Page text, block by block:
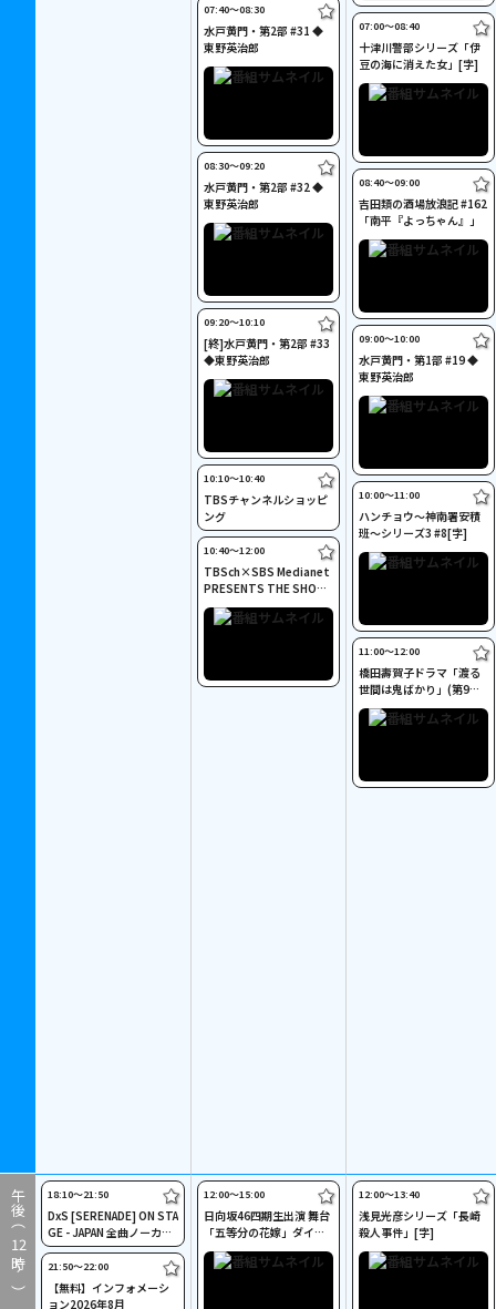
午後（
12
時～）
07:40〜08:30
水戸黄門・第2部 #31 ◆
東野英治郎
08:30〜09:20
水戸黄門・第2部 #32 ◆
東野英治郎
09:20〜10:10
[終]水戸黄門・第2部 #33
◆東野英治郎
10:10〜10:40
TBSチャンネルショッピ
ング
10:40〜12:00
TBSch×SBS Medianet
PRESENTS THE SHOW
#296<字幕>
07:00〜08:40
十津川警部シリーズ「伊
豆の海に消えた女」[字]
08:40〜09:00
吉田類の酒場放浪記 #162
「南平『よっちゃん』」
09:00〜10:00
水戸黄門・第1部 #19 ◆
東野英治郎
10:00〜11:00
ハンチョウ～神南署安積
班～シリーズ3 #8[字]
11:00〜12:00
橋田壽賀子ドラマ「渡る
世間は鬼ばかり」(第9シ
リーズ) #14[字]
18:10〜21:50
DxS [SERENADE] ON STA
GE - JAPAN 全曲ノーカッ
ト版
21:50〜22:00
【無料】インフォメーシ
ョン2026年8月
12:00〜15:00
日向坂46四期生出演 舞台
「五等分の花嫁」ダイヤ
チーム
12:00〜13:40
浅見光彦シリーズ「長崎
殺人事件」[字]